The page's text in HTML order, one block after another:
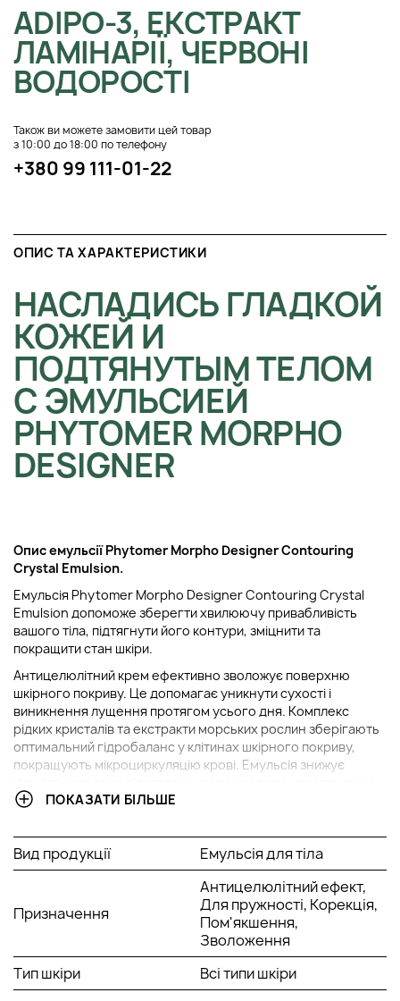
ADIPO-3, ЕКСТРАКТ
ЛАМІНАРІЇ, ЧЕРВОНІ
ВОДОРОСТІ
Також ви можете замовити цей товар
з 10:00 до 18:00 по телефону
+380 99 111-01-22
ОПИС ТА ХАРАКТЕРИСТИКИ
НАСЛАДИСЬ ГЛАДКОЙ
КОЖЕЙ И
ПОДТЯНУТЫМ ТЕЛОМ
С ЭМУЛЬСИЕЙ
PHYTOMER MORPHO
DESIGNER
Опис емульсії Phytomer Morpho Designer Contouring
Crystal Emulsion.
Емульсія Phytomer Morpho Designer Contouring Crystal
Emulsion допоможе зберегти хвилюючу привабливість
вашого тіла, підтягнути його контури, зміцнити та
покращити стан шкіри.
Антицелюлітний крем ефективно зволожує поверхню
шкірного покриву. Це допомагає уникнути сухості і
виникнення лущення протягом усього дня. Комплекс
рідких кристалів та екстракти морських рослин зберігають
оптимальний гідробаланс у клітинах шкірного покриву,
покращують мікроциркуляцію крові. Емульсія знижує
нових, підтримуючи здоровий та привабливий вигляд
3 стимулює вироблення колагенових волокон,
покращуючи еластичність та пружність вашої шкіри. Тіло
стає підтягнутим, оновленим та привабливим, а легкий
мандариново-лимонний аромат заряджає бадьорістю та
позитивом.
Ексклюзивний компонент Adipo-3 повністю оновлює
фігуру, зменшує підшкірні жирові відкладення,
ПОКАЗАТИ БІЛЬШЕ
Вид продукції Емульсія для тіла
Призначення
Антицелюлітний ефект,
Для пружності, Корекція,
Пом'якшення,
Зволоження
Тип шкіри
Всі типи шкіри